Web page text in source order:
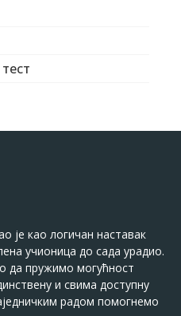
је као логичан наставак
учионица до сада урадио.
да пружимо могућност
и свима доступну
радом помогнемо